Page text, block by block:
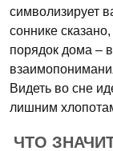
символизирует
соннике
порядок дома –
Видеть во сне
лишним
ЧТО